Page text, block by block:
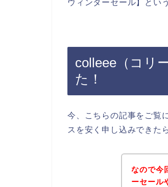
ウィンターセール】とい
colleee（コリ
た！
今、こちらの記事をご覧
スを安く申し込みできた
なので今
ーセール